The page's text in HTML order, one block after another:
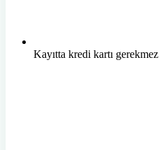
Kayıtta kredi kartı gerekmez